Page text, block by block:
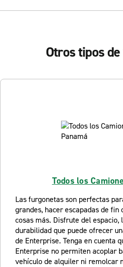
Otros tipos
Todos los
Las furgonetas son perfectas
grandes, hacer escapadas de fin
cosas más. Disfrute del espacio,
durabilidad que puede ofrecer
de Enterprise. Tenga en cuenta
Enterprise no permiten acoplar
vehículo de alquiler ni remolcar